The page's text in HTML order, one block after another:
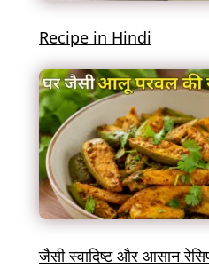
Recipe in Hindi
जैसी स्वादिष्ट और आसान